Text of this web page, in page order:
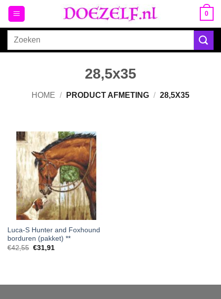
Ga
naar
inhoud
0
Zoeken
28,5x35
HOME / PRODUCT AFMETING / 28,5X35
Luca-S Hunter and Foxhound
borduren (pakket) **
€42,55 €31,91